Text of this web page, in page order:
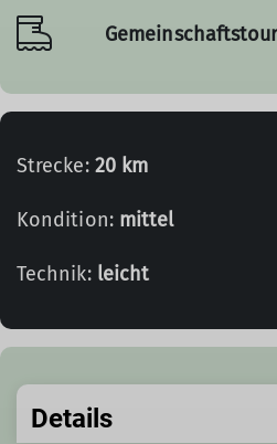
Strecke: 20 km
Kondition: mittel
Technik: leicht
Details